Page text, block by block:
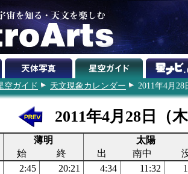
空ガイド 天文現象カレンダー 2011年4月28
2011年4月28日（
薄明
太陽
始
終 出 南中
2:45 20:21 4:34 11:32